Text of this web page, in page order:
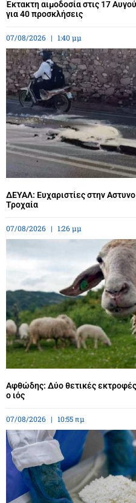
Έκτακτη αιμοδοσία στις 17
για 40 προσκλήσεις
07/08/2026 1:40 μμ
ΔΕΥΑΛ: Ευχαριστίες στην
Τροχαία
07/08/2026 1:26 μμ
Αφθώδης: Δύο θετικές
ο ιός
07/08/2026 10:55 πμ